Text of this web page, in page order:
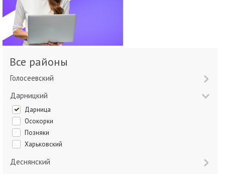
Все районы
Голосеевский
Дарницкий
Дарница
Осокорки
Позняки
Харьковский
Деснянский